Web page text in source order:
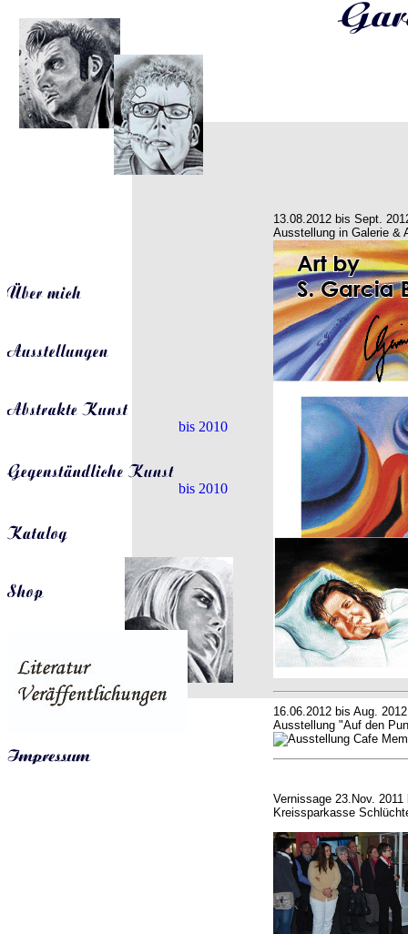
13.08.2012 bis Sept.
Ausstellung in Galerie &
16.06.2012 bis Aug. 2012
Ausstellung "Auf den
Vernissage 23.Nov.
Kreissparkasse
bis 2010
bis 2010